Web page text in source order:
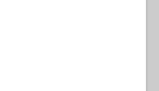
per i porti: Chabahar nel Sistan-
e imprevista simbiosi. Il semi-
Arabi Uniti in Asia occidentale
– lo Stretto di Hormuz –